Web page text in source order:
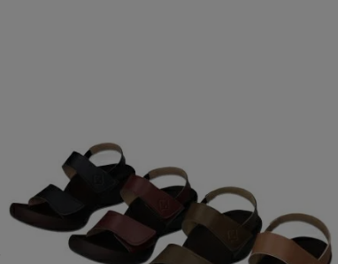
～22.5cm M-23.0～23.5cm L-24.0～24.5cm LL-25.0～
ッタカヌーのコンセプト
遊楽歩】
アウトレット
その他・小物
ヒールの高さから探す